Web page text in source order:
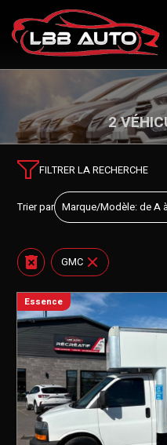
2
FILTRER LA RECHERCHE
Trier par
GMC
Essence